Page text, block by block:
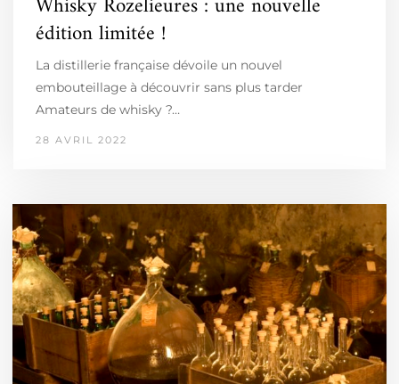
édition limitée !
La distillerie française dévoile un nouvel
embouteillage à découvrir sans plus tarder
Amateurs de whisky ?…
28 AVRIL 2022